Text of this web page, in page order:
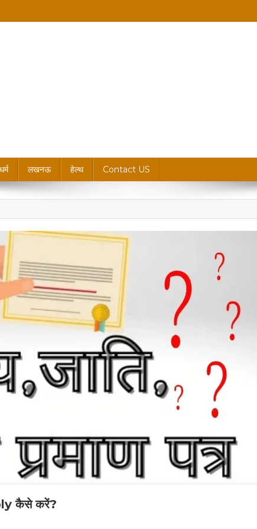
धर्म लखनऊ हेल्थ Contact US
कैसे करें?